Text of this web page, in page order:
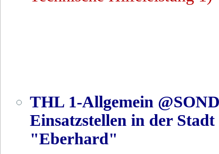
THL 1-Allgemein
Einsatzstellen in der
"Eberhard"